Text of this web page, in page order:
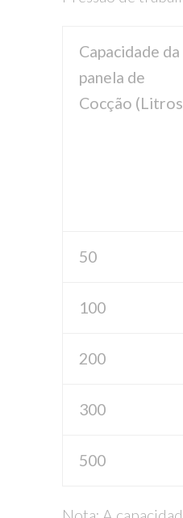
Capacidade da
panela de
Cocção
50
100
200
300
500